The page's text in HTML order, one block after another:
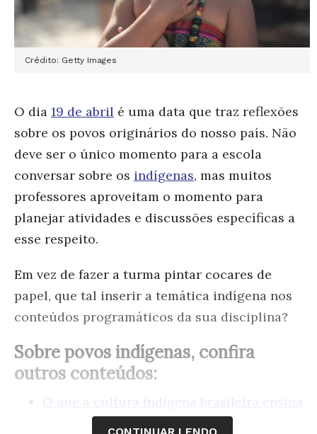
Crédito: Getty Images
O dia 19 de abril é uma data que traz reflexões
sobre os povos originários do nosso país. Não
deve ser o único momento para a escola
conversar sobre os indígenas, mas muitos
professores aproveitam o momento para
planejar atividades e discussões específicas a
esse respeito.
Em vez de fazer a turma pintar cocares de
papel, que tal inserir a temática indígena nos
conteúdos programáticos da sua disciplina?
Sobre povos indígenas, confira
outros conteúdos:
O que a cultura indígena brasileira ensina
para as escolas